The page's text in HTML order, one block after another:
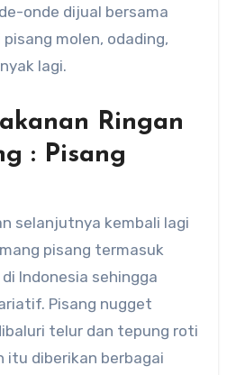
onde dijual bersama
molen, odading,
lagi.
Ringan
: Pisang
selanjutnya kembali lagi
pisang termasuk
Indonesia sehingga
Pisang nugget
telur dan tepung roti
itu diberikan berbagai